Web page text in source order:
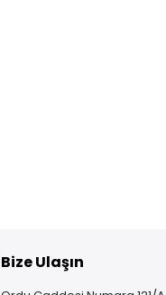
Bize Ulaşın